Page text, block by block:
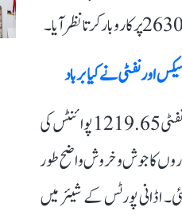
ابتدائی کاروبار میں سینسیکس 3656.74 پوائنٹس کے اضافے کے ساتھ 85323.20 پر اور نفٹی 1219.65 پوائنٹس کی
کاروں کا جوش و خروش واضح طور
اڈانی پورٹس کے شیئر میں